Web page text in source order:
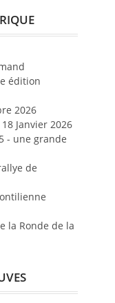
édition
2026
18 Janvier 2026
- une grande
de
la Ronde de la